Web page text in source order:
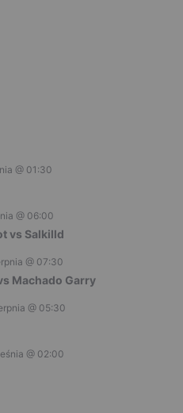
@ 01:30
@ 06:00
vs Salkilld
@ 07:30
Machado Garry
@ 05:30
@ 02:00